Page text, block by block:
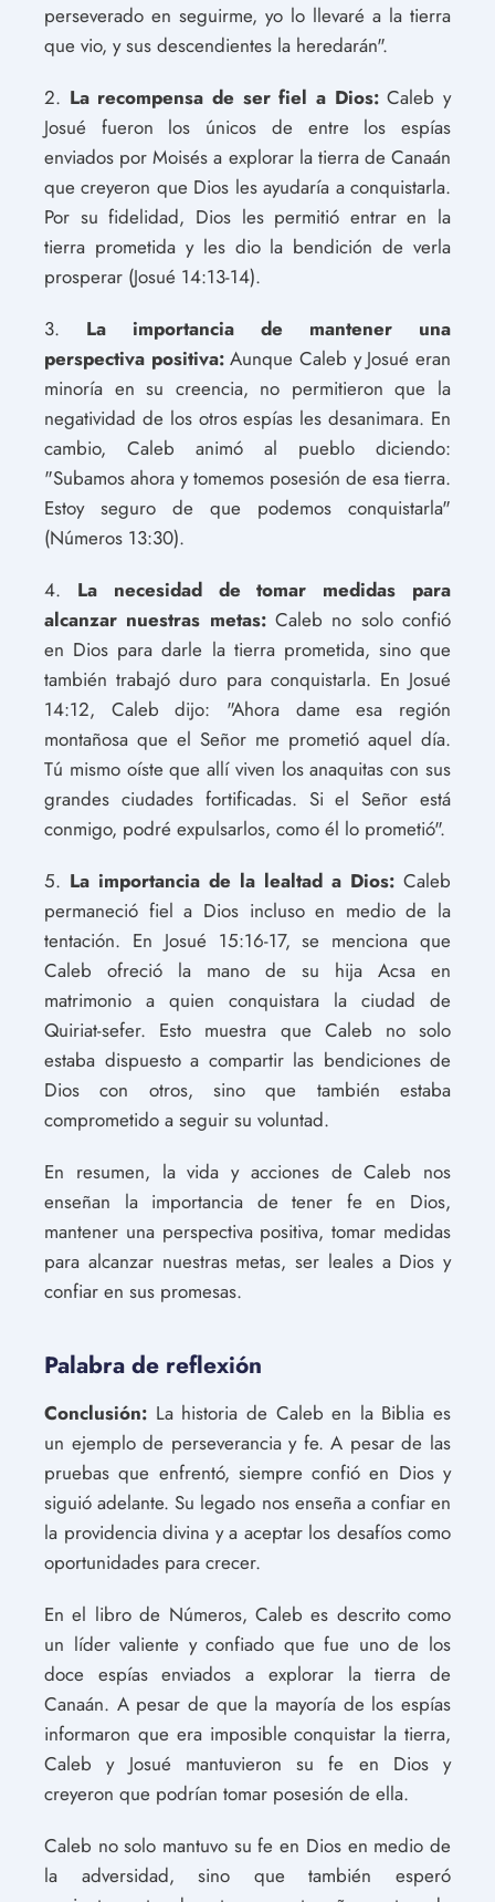
perseverado en seguirme, yo lo llevaré a la tierra
que vio, y sus descendientes la heredarán".
2. La recompensa de ser fiel a Dios:Caleb y
Josué fueron los únicos de entre los espías
enviados por Moisés a explorar la tierra de Canaán
que creyeron que Dios les ayudaría a conquistarla.
Por su fidelidad, Dios les permitió entrar en la
tierra prometida y les dio la bendición de verla
prosperar (Josué 14:13-14).
3. La importancia de mantener una
perspectiva positiva:Aunque Caleb y Josué eran
minoría en su creencia, no permitieron que la
negatividad de los otros espías les desanimara. En
cambio, Caleb animó al pueblo diciendo:
"Subamos ahora y tomemos posesión de esa tierra.
Estoy seguro de que podemos conquistarla"
(Números 13:30).
4. La necesidad de tomar medidas para
alcanzar nuestras metas:Caleb no solo confió
en Dios para darle la tierra prometida, sino que
también trabajó duro para conquistarla. En Josué
14:12, Caleb dijo: "Ahora dame esa región
montañosa que el Señor me prometió aquel día.
Tú mismo oíste que allí viven los anaquitas con sus
grandes ciudades fortificadas. Si el Señor está
conmigo, podré expulsarlos, como él lo prometió".
5. La importancia de la lealtad a Dios: Caleb
permaneció fiel a Dios incluso en medio de la
tentación. En Josué 15:16-17, se menciona que
Caleb ofreció la mano de su hija Acsa en
matrimonio a quien conquistara la ciudad de
Quiriat-sefer. Esto muestra que Caleb no solo
estaba dispuesto a compartir las bendiciones de
Dios con otros, sino que también estaba
comprometido a seguir su voluntad.
En resumen, la vida y acciones de Caleb nos
enseñan la importancia de tener fe en Dios,
mantener una perspectiva positiva, tomar medidas
para alcanzar nuestras metas, ser leales a Dios y
confiar en sus promesas.
Palabra de reflexión
Conclusión: La historia de Caleb en la Biblia es
un ejemplo de perseverancia y fe. A pesar de las
pruebas que enfrentó, siempre confió en Dios y
siguió adelante. Su legado nos enseña a confiar en
la providencia divina y a aceptar los desafíos como
oportunidades para crecer.
En el libro de Números, Caleb es descrito como
un líder valiente y confiado que fue uno de los
doce espías enviados a explorar la tierra de
Canaán. A pesar de que la mayoría de los espías
informaron que era imposible conquistar la tierra,
Caleb y Josué mantuvieron su fe en Dios y
creyeron que podrían tomar posesión de ella.
Caleb no solo mantuvo su fe en Dios en medio de
la adversidad, sino que también esperó